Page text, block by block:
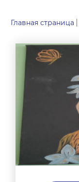
Главная страница